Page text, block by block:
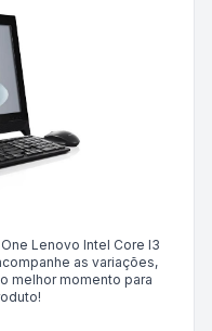
One Lenovo Intel Core I3
as variações,
melhor momento para